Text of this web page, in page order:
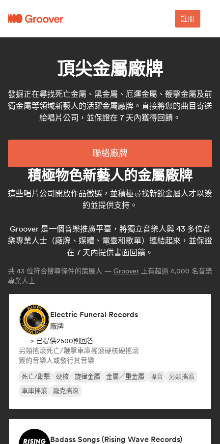
註冊
頂尖金屬廠牌
發掘正在尋找死亡金屬、黑金屬、厄運金屬、鞭擊金屬及前
衛金屬等領域新藝人的活躍金屬廠牌。直接將您的曲目寄送
給唱片公司，並保證在 7 天內獲得回饋。
聯絡廠牌
積極物色新藝人的金屬廠牌
這些唱片公司開放作品徵選，並積極尋找新銳金屬人才以簽
約並提供支持。
Groover 是一個音樂推廣平臺，將獨立音樂人與 43 多位音
樂專業人士（廠牌、媒體、電臺和歌單）連結起來，並保證
在 7 天內提供書面回饋。
共 43 位符合搜尋條件的策展人 — Groover 上有超過 4,000 名音樂
專業人士
Electric Funeral Records
廠牌
> 已提供2500則回答
另類搖滾死亡/鞭擊車庫搖滾硬核硬搖滾
簽約音樂人或發行其音樂
死亡/鞭擊 硬核 旋律金屬 金屬／重金屬 噪音
另類搖滾
車庫搖滾
龐克搖滾
Badass Songs (Rising Wave Records)